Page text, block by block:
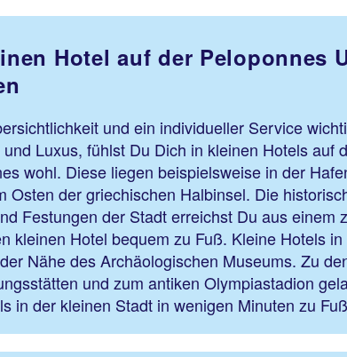
Hotel auf der Peloponnes
und ein individueller Service
Luxus, fühlst Du Dich in kleinen Hotels auf
wohl. Diese liegen beispielsweise in der
Osten der griechischen Halbinsel. Die
Festungen der Stadt erreichst Du aus einem
kleinen Hotel bequem zu Fuß. Kleine Hotels
Nähe des Archäologischen Museums. Zu
und zum antiken Olympiastadion
in der kleinen Stadt in wenigen Minuten zu